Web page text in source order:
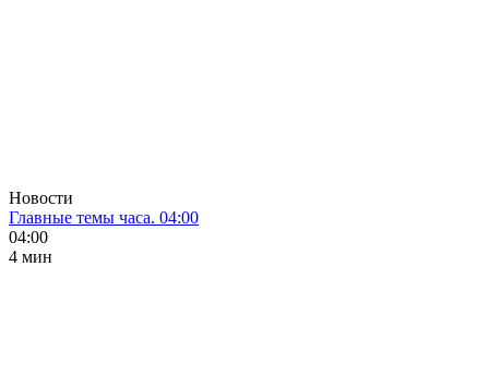
Новости
Главные темы часа. 04:00
04:00
4 мин